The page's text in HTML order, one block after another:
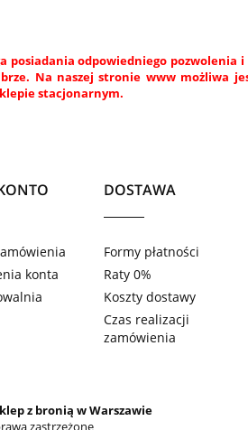
posiadania odpowiedniego pozwolenia
Na naszej stronie www możliwa
stacjonarnym.
konta
DOSTAWA
Formy płatności
Raty 0%
Koszty dostawy
Czas realizacji
zamówienia
z bronią w Warszawie
zastrzeżone